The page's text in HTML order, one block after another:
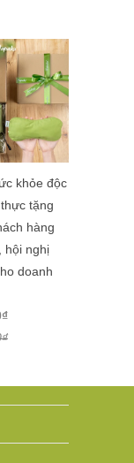
khỏe độc
tặng
hàng
hội nghị
doanh